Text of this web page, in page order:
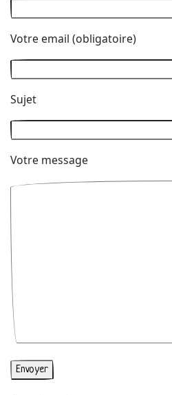
Votre email (obligatoire)
Sujet
Votre message